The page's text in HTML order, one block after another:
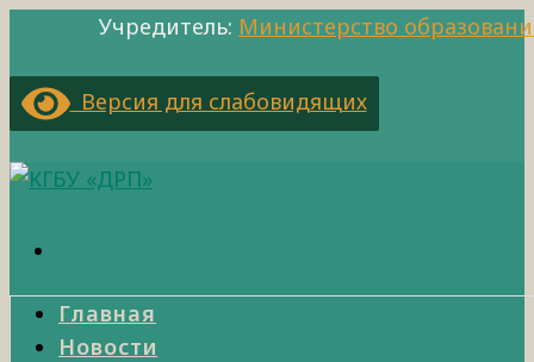
Учредитель: Министерство
Версия для слабовидящих
Главная
Новости